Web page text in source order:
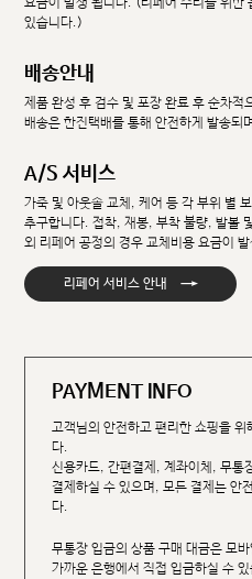
있습니다.)
배송안내
제품 완성 후 검수 및 포장 완료 후 순차적
배송은 한진택배를 통해 안전하게 발송되
A/S 서비스
가죽 및 아웃솔 교체, 케어 등 각 부위 별
추구합니다. 접착, 재봉, 부착 불량, 발볼
외 리페어 공정의 경우 교체비용 요금이
리페어 서비스 안내 →
PAYMENT INFO
고객님의 안전하고 편리한 쇼핑을 위
다.
신용카드, 간편결제, 계좌이체, 무통
결제하실 수 있으며, 모든 결제는 안
다.
무통장 입금의 상품 구매 대금은 모
가까운 은행에서 직접 입금하실 수 있